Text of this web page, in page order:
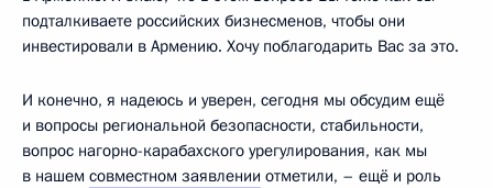
подталкиваете российских бизнесменов, чтобы они
инвестировали в Армению. Хочу поблагодарить Вас за это.
И конечно, я надеюсь и уверен, сегодня мы обсудим ещё
и вопросы региональной безопасности, стабильности,
вопрос нагорно-карабахского урегулирования, как мы
в нашем совместном заявлении отметили, – ещё и роль